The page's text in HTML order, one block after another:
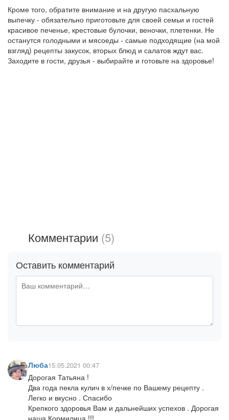
Кроме того, обратите внимание и на другую пасхальную
выпечку - обязательно приготовьте для своей семьи и гостей
красивое печенье, крестовые булочки, веночки, плетенки. Не
останутся голодными и мясоеды - самые подходящие (на мой
взгляд) рецепты закусок, вторых блюд и салатов ждут вас.
Заходите в гости, друзья - выбирайте и готовьте на здоровье!
Комментарии (5)
Оставить комментарий
Люба15.05.2021 00:47
Дорогая Татьяна !
Два года пекла кулич в х/печке по Вашему рецепту .
Легко и вкусно . Спасибо
Крепкого здоровья Вам и дальнейших успехов . Дорогая